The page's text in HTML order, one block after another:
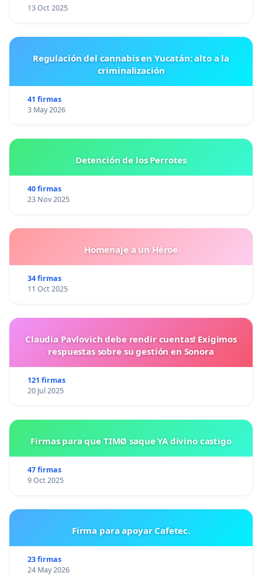
13 Oct 2025
Regulación del cannabis en Yucatán: alto a la
criminalización
41 firmas
3 May 2026
Detención de los Perrotes
40 firmas
23 Nov 2025
Homenaje a un Héroe
34 firmas
11 Oct 2025
Claudia Pavlovich debe rendir cuentas! Exigimos
respuestas sobre su gestión en Sonora
121 firmas
20 Jul 2025
Firmas para que TIMØ saque YA divino castigo
47 firmas
9 Oct 2025
Firma para apoyar Cafetec.
23 firmas
24 May 2026